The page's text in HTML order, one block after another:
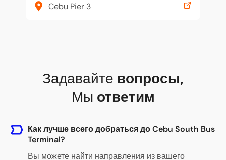
Cebu Pier 3
Задавайте вопросы,
Мы ответим
Как лучше всего добраться до Cebu South Bus
Terminal?
Вы можете найти направления из вашего